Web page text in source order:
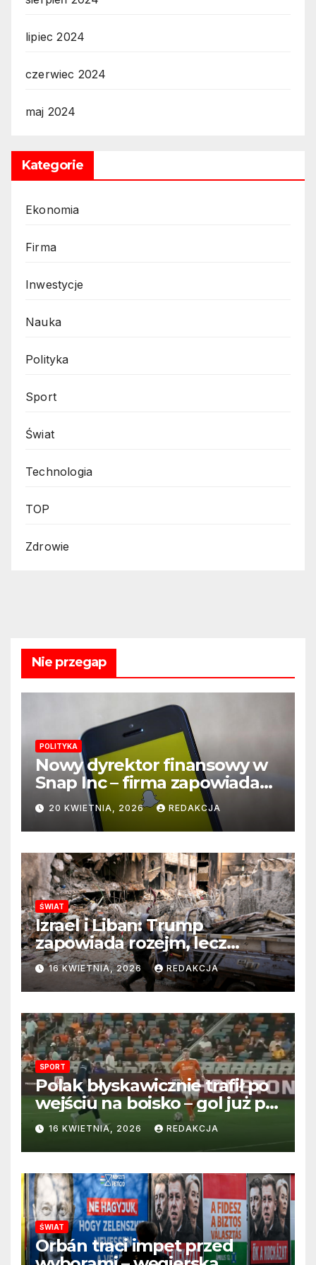
lipiec 2024
czerwiec 2024
maj 2024
Kategorie
Ekonomia
Firma
Inwestycje
Nauka
Polityka
Sport
Świat
Technologia
TOP
Zdrowie
Nie przegap
POLITYKA
Nowy dyrektor finansowy w
Snap Inc – firma zapowiada
zmianę na kluczowym
stanowisku
20 KWIETNIA, 2026 REDAKCJA
ŚWIAT
Izrael i Liban: Trump
zapowiada rozejm, lecz
perspektywa zakończenia
wojny wciąż odległa
16 KWIETNIA, 2026 REDAKCJA
SPORT
Polak błyskawicznie trafił po
wejściu na boisko – gol już po
22 sekundach!
16 KWIETNIA, 2026 REDAKCJA
ŚWIAT
Orbán traci impet przed